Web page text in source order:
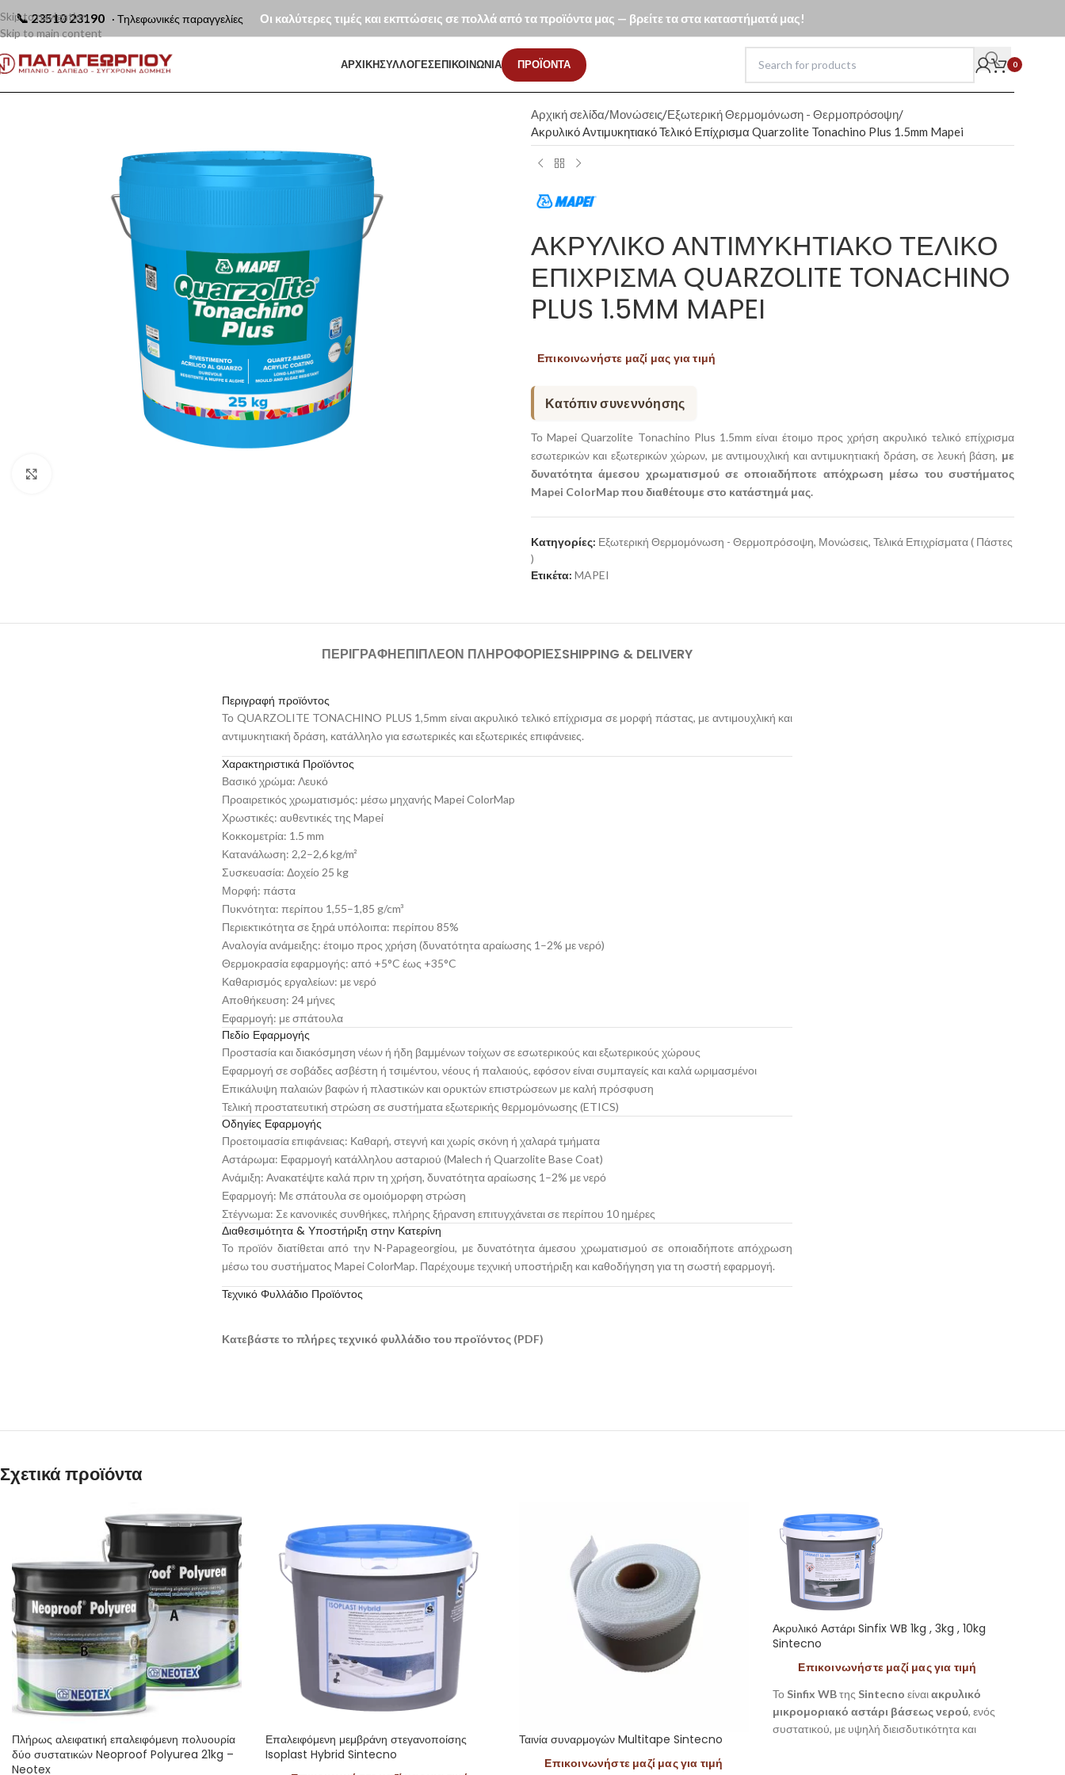
📞 23510 23190 · Τηλεφωνικές παραγγελίες Οι καλύτερες τιμές και εκπτώσεις σε πολλά από τα προϊόντα μας — βρείτε τα στα καταστήματά μας!
Skip to navigation
Skip to main content
ΑΡΧΙΚΗΣΥΛΛΟΓΕΣΕΠΙΚΟΙΝΩΝΙΑ ΠΡΟΪΟΝΤΑ 0
Αρχική σελίδα Μονώσεις Εξωτερική Θερμομόνωση - Θερμοπρόσοψη
Ακρυλικό Αντιμυκητιακό Τελικό Επίχρισμα Quarzolite Tonachino Plus 1.5mm Mapei
ΑΚΡΥΛΙΚΌ ΑΝΤΙΜΥΚΗΤΙΑΚΌ ΤΕΛΙΚΌ
ΕΠΊΧΡΙΣΜΑ QUARZOLITE TONACHINO
PLUS 1.5MM MAPEI
Επικοινωνήστε μαζί μας για τιμή
Κατόπιν συνεννόησης
Το Mapei Quarzolite Tonachino Plus 1.5mm είναι έτοιμο προς χρήση ακρυλικό τελικό επίχρισμα
εσωτερικών και εξωτερικών χώρων, με αντιμουχλική και αντιμυκητιακή δράση, σε λευκή βάση, με
δυνατότητα άμεσου χρωματισμού σε οποιαδήποτε απόχρωση μέσω του συστήματος
Mapei ColorMap που διαθέτουμε στο κατάστημά μας.
Κατηγορίες: Εξωτερική Θερμομόνωση - Θερμοπρόσοψη, Μονώσεις, Τελικά Επιχρίσματα ( Πάστες
)
Ετικέτα: MAPEI
ΠΕΡΙΓΡΑΦΉΕΠΙΠΛΈΟΝ ΠΛΗΡΟΦΟΡΊΕΣSHIPPING & DELIVERY
Περιγραφή προϊόντος
Το QUARZOLITE TONACHINO PLUS 1,5mm είναι ακρυλικό τελικό επίχρισμα σε μορφή πάστας, με αντιμουχλική και
αντιμυκητιακή δράση, κατάλληλο για εσωτερικές και εξωτερικές επιφάνειες.
Χαρακτηριστικά Προϊόντος
Βασικό χρώμα: Λευκό
Προαιρετικός χρωματισμός: μέσω μηχανής Mapei ColorMap
Χρωστικές: αυθεντικές της Mapei
Κοκκομετρία: 1.5 mm
Κατανάλωση: 2,2–2,6 kg/m²
Συσκευασία: Δοχείο 25 kg
Μορφή: πάστα
Πυκνότητα: περίπου 1,55–1,85 g/cm³
Περιεκτικότητα σε ξηρά υπόλοιπα: περίπου 85%
Αναλογία ανάμειξης: έτοιμο προς χρήση (δυνατότητα αραίωσης 1–2% με νερό)
Θερμοκρασία εφαρμογής: από +5°C έως +35°C
Καθαρισμός εργαλείων: με νερό
Αποθήκευση: 24 μήνες
Εφαρμογή: με σπάτουλα
Πεδίο Εφαρμογής
Προστασία και διακόσμηση νέων ή ήδη βαμμένων τοίχων σε εσωτερικούς και εξωτερικούς χώρους
Εφαρμογή σε σοβάδες ασβέστη ή τσιμέντου, νέους ή παλαιούς, εφόσον είναι συμπαγείς και καλά ωριμασμένοι
Επικάλυψη παλαιών βαφών ή πλαστικών και ορυκτών επιστρώσεων με καλή πρόσφυση
Τελική προστατευτική στρώση σε συστήματα εξωτερικής θερμομόνωσης (ETICS)
Οδηγίες Εφαρμογής
Προετοιμασία επιφάνειας: Καθαρή, στεγνή και χωρίς σκόνη ή χαλαρά τμήματα
Αστάρωμα: Εφαρμογή κατάλληλου ασταριού (Malech ή Quarzolite Base Coat)
Ανάμιξη: Ανακατέψτε καλά πριν τη χρήση, δυνατότητα αραίωσης 1–2% με νερό
Εφαρμογή: Με σπάτουλα σε ομοιόμορφη στρώση
Στέγνωμα: Σε κανονικές συνθήκες, πλήρης ξήρανση επιτυγχάνεται σε περίπου 10 ημέρες
Διαθεσιμότητα & Υποστήριξη στην Κατερίνη
Το προϊόν διατίθεται από την N-Papageorgiou, με δυνατότητα άμεσου χρωματισμού σε οποιαδήποτε απόχρωση
μέσω του συστήματος Mapei ColorMap. Παρέχουμε τεχνική υποστήριξη και καθοδήγηση για τη σωστή εφαρμογή.
Τεχνικό Φυλλάδιο Προϊόντος
Κατεβάστε το πλήρες τεχνικό φυλλάδιο του προϊόντος (PDF)
Σχετικά προϊόντα
Πλήρως αλειφατική επαλειφόμενη πολυουρία
δύο συστατικών Neoproof Polyurea 21kg –
Neotex
Επαλειφόμενη μεμβράνη στεγανοποίσης
Isoplast Hybrid Sintecno
Ταινία συναρμογών Multitape Sintecno
Επικοινωνήστε μαζί μας για τιμή
Ακρυλικό Αστάρι Sinfix WB 1kg , 3kg , 10kg
Sintecno
Επικοινωνήστε μαζί μας για τιμή
Το Sinfix WBτης Sintecno είναιακρυλικό
μικρομοριακό αστάρι βάσεως νερού, ενός
συστατικού, με υψηλή διεισδυτικότητα και